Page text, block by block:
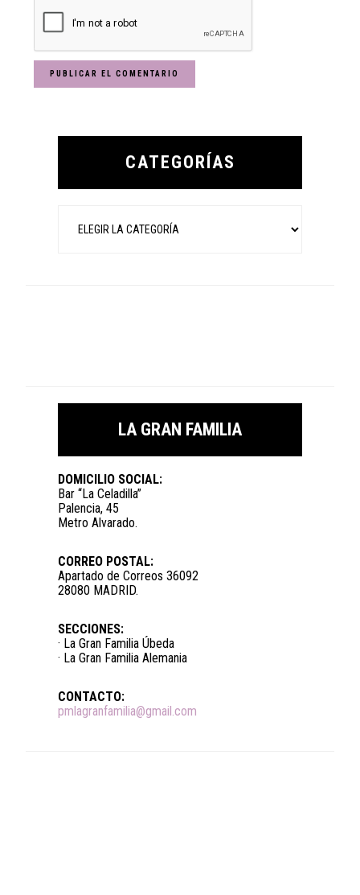
Primary
CATEGORÍAS
LA GRAN FAMILIA
DOMICILIO SOCIAL:
Bar “La Celadilla”
Palencia, 45
Metro Alvarado.
CORREO POSTAL:
Apartado de Correos 36092
28080 MADRID.
SECCIONES:
· La Gran Familia Úbeda
· La Gran Familia Alemania
CONTACTO:
pmlagranfamilia@gmail.com